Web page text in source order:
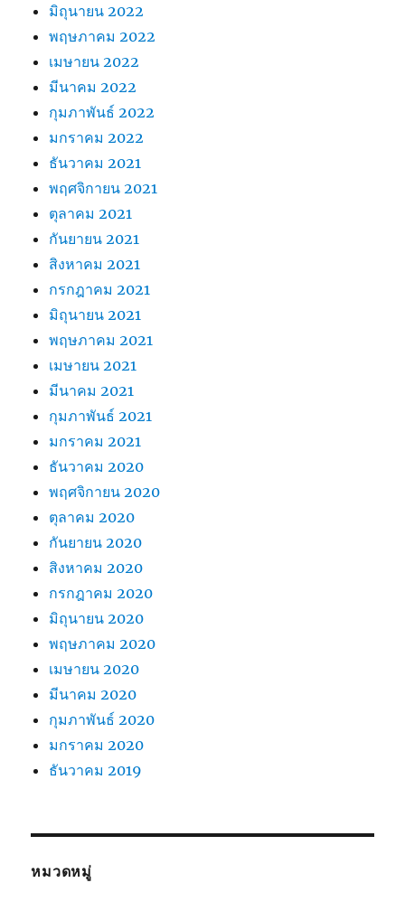
มิถุนายน 2022
พฤษภาคม 2022
เมษายน 2022
มีนาคม 2022
กุมภาพันธ์ 2022
มกราคม 2022
ธันวาคม 2021
พฤศจิกายน 2021
ตุลาคม 2021
กันยายน 2021
สิงหาคม 2021
กรกฎาคม 2021
มิถุนายน 2021
พฤษภาคม 2021
เมษายน 2021
มีนาคม 2021
กุมภาพันธ์ 2021
มกราคม 2021
ธันวาคม 2020
พฤศจิกายน 2020
ตุลาคม 2020
กันยายน 2020
สิงหาคม 2020
กรกฎาคม 2020
มิถุนายน 2020
พฤษภาคม 2020
เมษายน 2020
มีนาคม 2020
กุมภาพันธ์ 2020
มกราคม 2020
ธันวาคม 2019
หมวดหมู่